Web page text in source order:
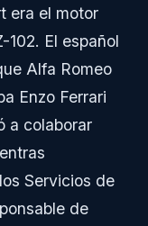
era el motor
102. El español
Alfa Romeo
Enzo Ferrari
a colaborar
Servicios de
de